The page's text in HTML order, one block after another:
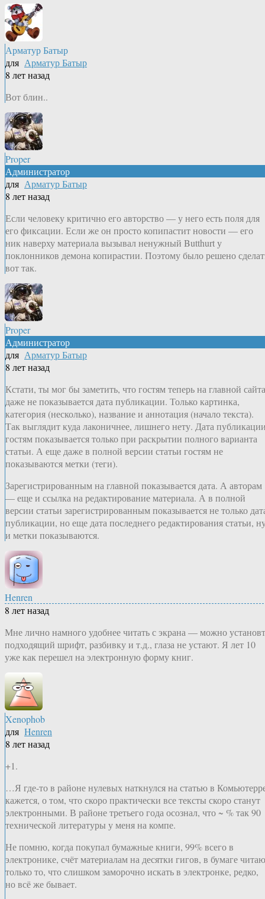
Арматур Батыр
для Арматур Батыр
8 лет назад
Вот блин..
Proper
Администратор
для Арматур Батыр
8 лет назад
Если человеку критично его авторство — у него есть поля для
его фиксации. Если же он просто копипастит новости — его
ник наверху материала вызывал ненужный Butthurt у
поклонников демона копирастии. Поэтому было решено
вот так.
Proper
Администратор
для Арматур Батыр
8 лет назад
Кстати, ты мог бы заметить, что гостям теперь на главной сайта
даже не показывается дата публикации. Только картинка,
категория (несколько), название и аннотация (начало текста).
Так выглядит куда лаконичнее, лишнего нету. Дата
гостям показывается только при раскрытии полного варианта
статьи. А еще даже в полной версии статьи гостям не
показываются метки (теги).
Зарегистрированным на главной показывается дата. А авторам
— еще и ссылка на редактирование материала. А в полной
версии статьи зарегистрированным показывается не только
публикации, но еще дата последнего редактирования статьи,
и метки показываются.
Henren
8 лет назад
Мне лично намного удобнее читать с экрана — можно
подходящий шрифт, разбивку и т.д., глаза не устают. Я лет 10
уже как перешел на электронную форму книг.
Xenophob
для Henren
8 лет назад
+1.
…Я где-то в районе нулевых наткнулся на статью в
кажется, о том, что скоро практически все тексты скоро станут
электронными. В районе третьего года осознал, что ~ % так 90
технической литературы у меня на компе.
Не помню, когда покупал бумажные книги, 99% всего в
электронике, счёт материалам на десятки гигов, в бумаге читаю
только то, что слишком заморочно искать в электронке, редко,
но всё же бывает.